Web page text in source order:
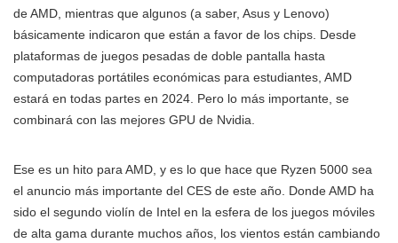
de AMD, mientras que algunos (a saber, Asus y Lenovo)
básicamente indicaron que están a favor de los chips. Desde
plataformas de juegos pesadas de doble pantalla hasta
computadoras portátiles económicas para estudiantes, AMD
estará en todas partes en 2024. Pero lo más importante, se
combinará con las mejores GPU de Nvidia.
Ese es un hito para AMD, y es lo que hace que Ryzen 5000 sea
el anuncio más importante del CES de este año. Donde AMD ha
sido el segundo violín de Intel en la esfera de los juegos móviles
de alta gama durante muchos años, los vientos están cambiando